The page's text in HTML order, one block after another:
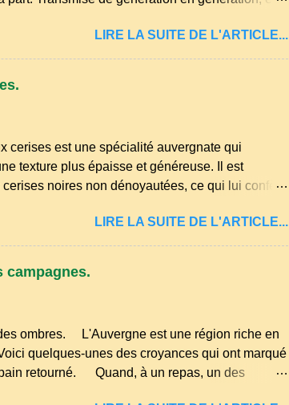
simples, nourrissantes et pleines de
du Cantal ou de la Haute‑Loire,
quotidien, préparé avec les ingrédients les plus
beaucoup de savoir‑faire. Comme beaucoup
LIRE LA SUITE DE L'ARTICLE...
cerises est une spécialité auvergnate qui
texture plus épaisse et généreuse. Il est
noires non dénoyautées, ce qui lui confère
si possible , la tradition les recommande . Il
de sucre un verre de lait, 1 pincée de sel et 30 g
séchez-les sur un torchon.
LIRE LA SUITE DE L'ARTICLE...
campagnes.
ombres. L'Auvergne est une région riche en
quelques-unes des croyances qui ont marqué
retourné. Quand, à un repas, un des